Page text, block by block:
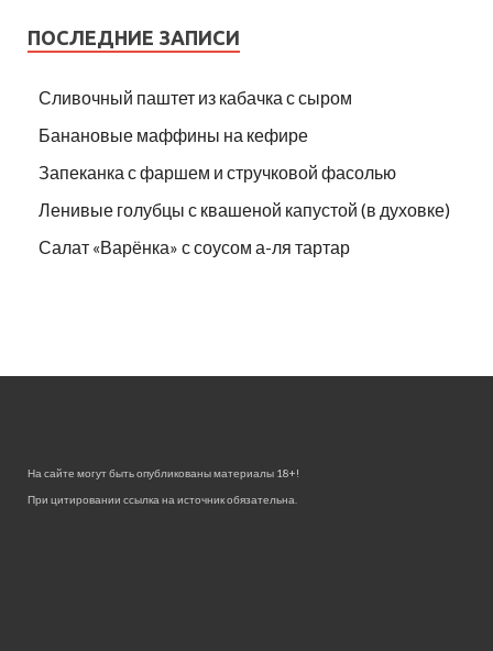
ПОСЛЕДНИЕ ЗАПИСИ
Сливочный паштет из кабачка с сыром
Банановые маффины на кефире
Запеканка с фаршем и стручковой фасолью
Ленивые голубцы с квашеной капустой (в духовке)
Салат «Варёнка» с соусом а-ля тартар
На сайте могут быть опубликованы материалы 18+!
При цитировании ссылка на источник обязательна.